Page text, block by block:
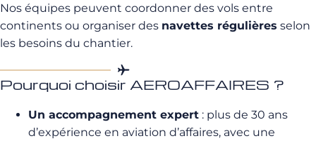
Nos équipes peuvent coordonner des vols entre
continents ou organiser des navettes régulières selon
les besoins du chantier.
Pourquoi choisir AEROAFFAIRES ?
Un accompagnement expert : plus de 30 ans
d’expérience en aviation d’affaires, avec une